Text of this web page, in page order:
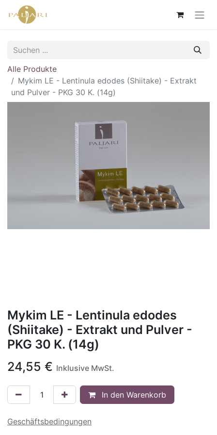
Alle Produkte
Mykim LE - Lentinula edodes (Shiitake) - Extrakt
und Pulver - PKG 30 K. (14g)
Mykim LE - Lentinula edodes
(Shiitake) - Extrakt und Pulver -
PKG 30 K. (14g)
24,55 € Inklusive MwSt.
In den Warenkorb
Geschäftsbedingungen